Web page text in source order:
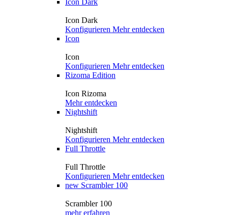
Icon Dark
Konfigurieren Mehr entdecken
Icon
Icon
Konfigurieren Mehr entdecken
Rizoma Edition
Icon Rizoma
Mehr entdecken
Nightshift
Nightshift
Konfigurieren Mehr entdecken
Full Throttle
Full Throttle
Konfigurieren Mehr entdecken
new Scrambler 100
Scrambler 100
mehr erfahren